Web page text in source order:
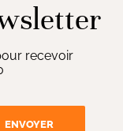
recevoir
ENVOYER